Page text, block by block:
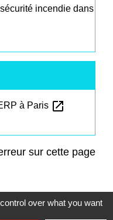
incendie dans
à Paris open_in_new
sur cette page
over what you want